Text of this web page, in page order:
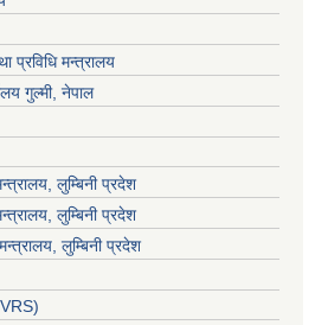
प्रविधि मन्त्रालय
गुल्मी, नेपाल
लुम्बिनी प्रदेश
लुम्बिनी प्रदेश
लुम्बिनी प्रदेश